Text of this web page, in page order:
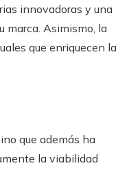
innovadoras y una
marca. Asimismo, la
que enriquecen la
que además ha
la viabilidad